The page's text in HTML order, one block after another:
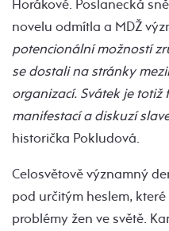
Horákové. Poslanecká
novelu odmítla a MDŽ
potencionální možností
se dostali na stránky
organizací. Svátek je
manifestací a diskuzí
historička Pokludová.
Celosvětově významný
pod určitým heslem,
problémy žen ve světě.